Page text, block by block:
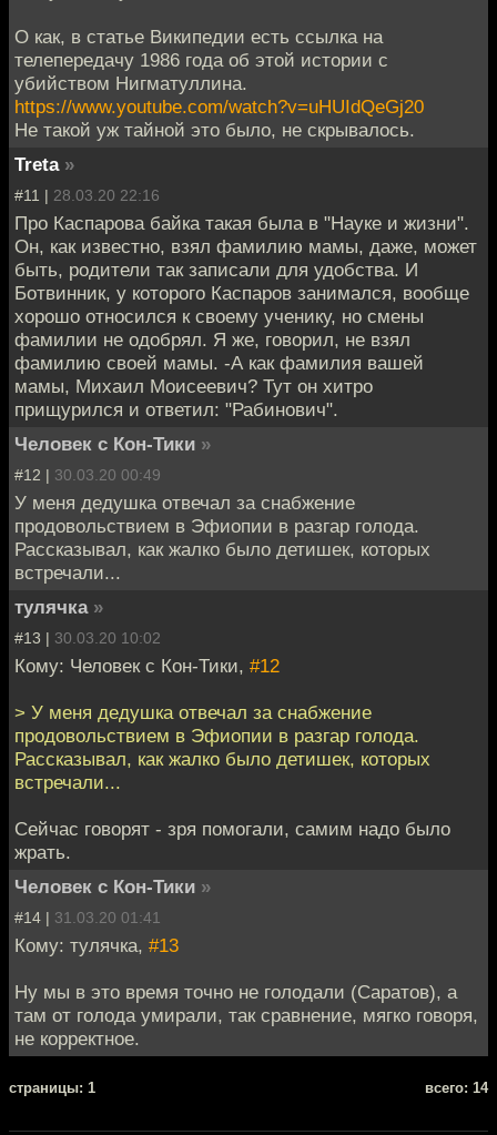
О как, в статье Википедии есть ссылка на
телепередачу 1986 года об этой истории с
убийством Нигматуллина.
https://www.youtube.com/watch?v=uHUIdQeGj20
Не такой уж тайной это было, не скрывалось.
Treta »
#11 | 28.03.20 22:16
Про Каспарова байка такая была в "Науке и жизни".
Он, как известно, взял фамилию мамы, даже, может
быть, родители так записали для удобства. И
Ботвинник, у которого Каспаров занимался, вообще
хорошо относился к своему ученику, но смены
фамилии не одобрял. Я же, говорил, не взял
фамилию своей мамы. -А как фамилия вашей
мамы, Михаил Моисеевич? Тут он хитро
прищурился и ответил: "Рабинович".
Человек с Кон-Тики »
#12 | 30.03.20 00:49
У меня дедушка отвечал за снабжение
продовольствием в Эфиопии в разгар голода.
Рассказывал, как жалко было детишек, которых
встречали...
тулячка »
#13 | 30.03.20 10:02
Кому: Человек с Кон-Тики, #12
> У меня дедушка отвечал за снабжение
продовольствием в Эфиопии в разгар голода.
Рассказывал, как жалко было детишек, которых
встречали...
Сейчас говорят - зря помогали, самим надо было
жрать.
Человек с Кон-Тики »
#14 | 31.03.20 01:41
Кому: тулячка, #13
Ну мы в это время точно не голодали (Саратов), а
там от голода умирали, так сравнение, мягко говоря,
не корректное.
cтраницы: 1 всего: 14